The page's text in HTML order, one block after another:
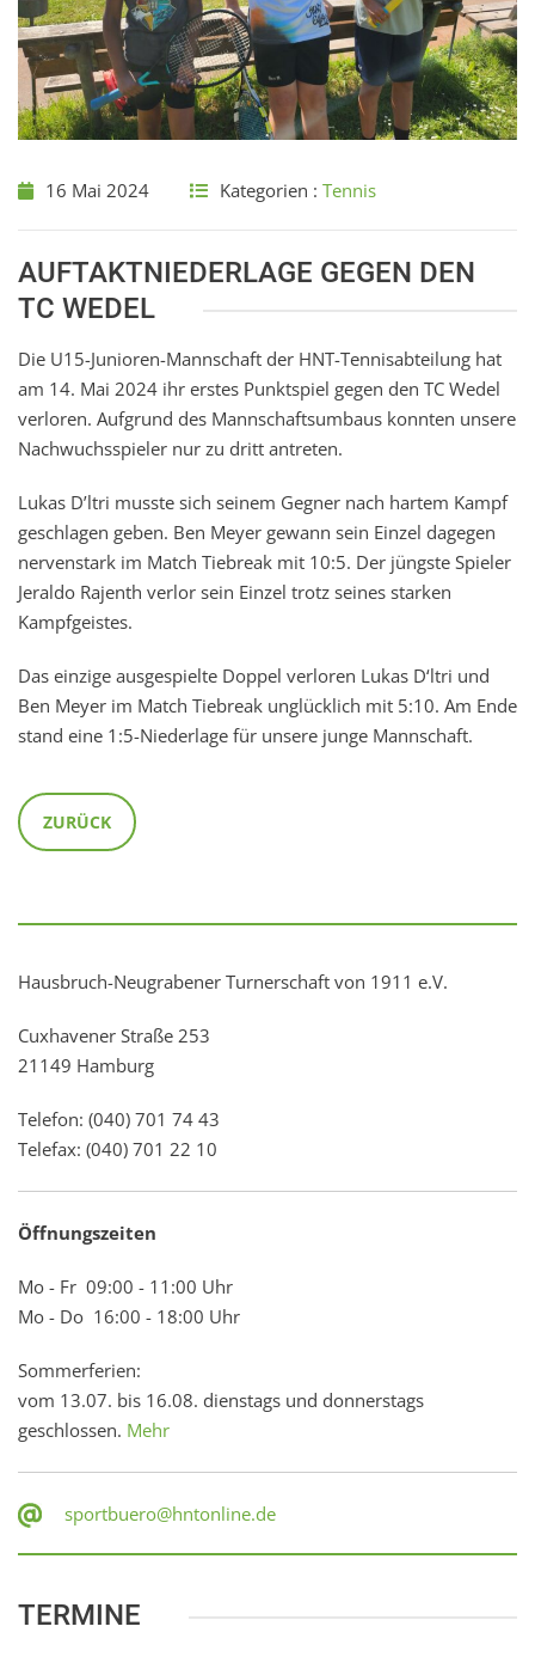
16 Mai 2024 Kategorien : Tennis
AUFTAKTNIEDERLAGE GEGEN DEN
TC WEDEL
Die U15-Junioren-Mannschaft der HNT-Tennisabteilung hat
am 14. Mai 2024 ihr erstes Punktspiel gegen den TC Wedel
verloren. Aufgrund des Mannschaftsumbaus konnten unsere
Nachwuchsspieler nur zu dritt antreten.
Lukas D’ltri musste sich seinem Gegner nach hartem Kampf
geschlagen geben. Ben Meyer gewann sein Einzel dagegen
nervenstark im Match Tiebreak mit 10:5. Der jüngste Spieler
Jeraldo Rajenth verlor sein Einzel trotz seines starken
Kampfgeistes.
Das einzige ausgespielte Doppel verloren Lukas D‘ltri und
Ben Meyer im Match Tiebreak unglücklich mit 5:10. Am Ende
stand eine 1:5-Niederlage für unsere junge Mannschaft.
ZURÜCK
Hausbruch-Neugrabener Turnerschaft von 1911 e.V.
Cuxhavener Straße 253
21149 Hamburg
Telefon: (040) 701 74 43
Telefax: (040) 701 22 10
Öffnungszeiten
Mo - Fr 09:00 - 11:00 Uhr
Mo - Do 16:00 - 18:00 Uhr
Sommerferien:
vom 13.07. bis 16.08. dienstags und donnerstags
geschlossen. Mehr
sportbuero@hntonline.de
TERMINE